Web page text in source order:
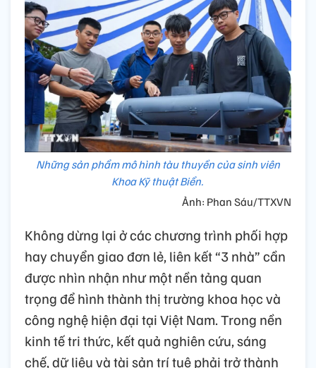
Những sản phẩm mô hình tàu thuyền của sinh viên
Khoa Kỹ thuật Biển.
Ảnh: Phan Sáu/TTXVN
Không dừng lại ở các chương trình phối hợp
hay chuyển giao đơn lẻ, liên kết “3 nhà” cần
được nhìn nhận như một nền tảng quan
trọng để hình thành thị trường khoa học và
công nghệ hiện đại tại Việt Nam. Trong nền
kinh tế tri thức, kết quả nghiên cứu, sáng
chế, dữ liệu và tài sản trí tuệ phải trở thành